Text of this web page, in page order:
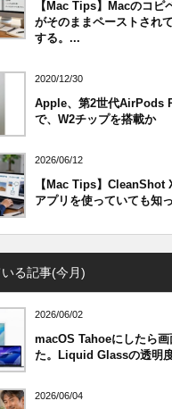
【Mac Tips】Macのコピ
がそのままペーストされ
する。...
2020/12/30
Apple、第2世代AirPods
で、W2チップを搭載か
2026/06/12
【Mac Tips】CleanShot
アプリを使っていても知
る記事(今月)
2026/06/02
macOS Tahoeにしたら
た。Liquid Glassの透明
2026/06/04